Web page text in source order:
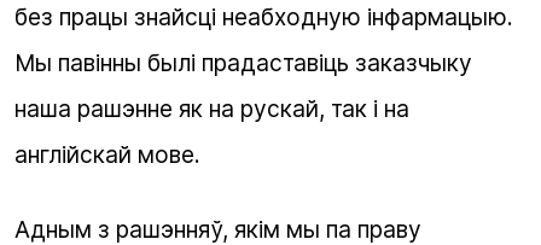
без працы знайсці неабходную інфармацыю.
Мы павінны былі прадаставіць заказчыку
наша рашэнне як на рускай, так і на
англійскай мове.
Адным з рашэнняў, якім мы па праву